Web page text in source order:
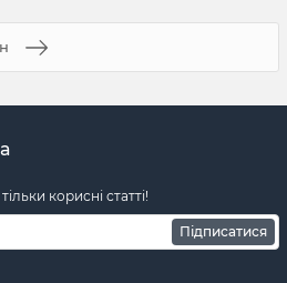
корисні статті!
Підписатися